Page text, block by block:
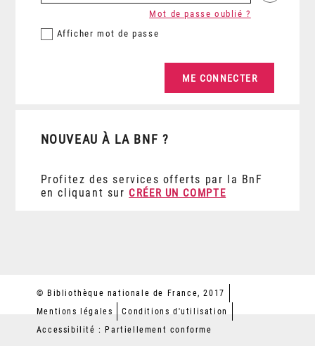
Afficher mot de passe
Mot de passe oublié ?
NOUVEAU À LA BNF ?
Profitez des services offerts par la BnF
en cliquant sur CRÉER UN COMPTE
© Bibliothèque nationale de France, 2017
Mentions légales
Conditions d'utilisation
Accessibilité : Partiellement conforme